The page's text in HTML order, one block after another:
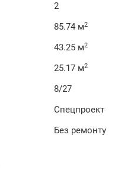
2
85.74 м2
43.25 м2
25.17 м2
8/27
Спецпроект
Без ремонту